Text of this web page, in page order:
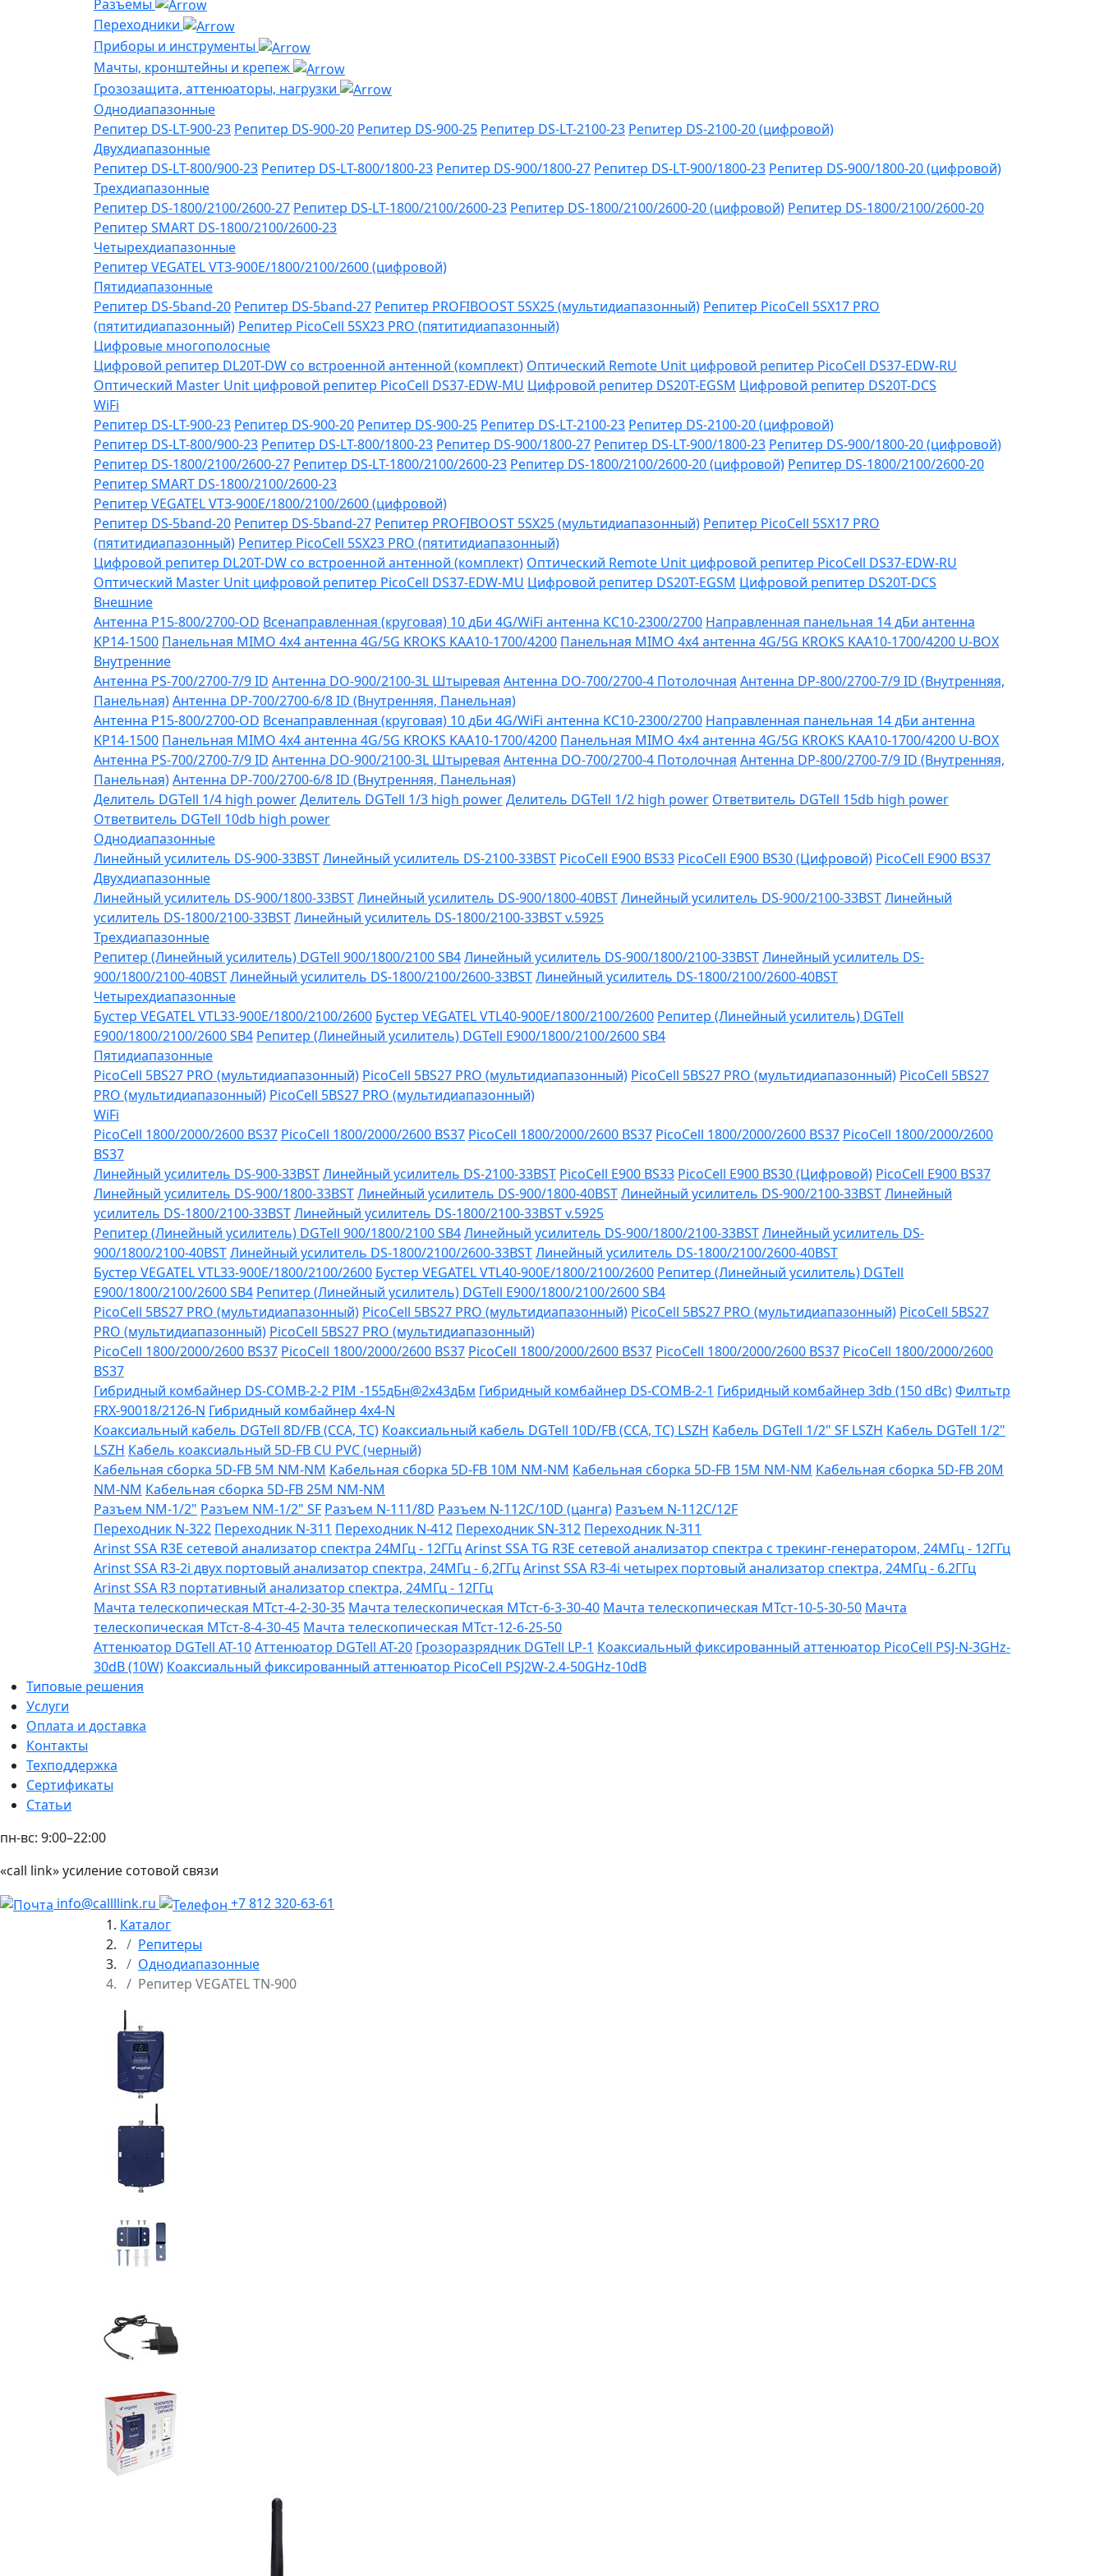
Разъемы
Переходники
Приборы и инструменты
Мачты, кронштейны и крепеж
Грозозащита, аттенюаторы, нагрузки
Однодиапазонные
Репитер DS-LT-900-23 Репитер DS-900-20 Репитер DS-900-25 Репитер DS-LT-2100-23 Репитер DS-2100-20 (цифровой)
Двухдиапазонные
Репитер DS-LT-800/900-23 Репитер DS-LT-800/1800-23 Репитер DS-900/1800-27 Репитер DS-LT-900/1800-23 Репитер DS-900/1800-20 (цифровой)
Трехдиапазонные
Репитер DS-1800/2100/2600-27 Репитер DS-LT-1800/2100/2600-23 Репитер DS-1800/2100/2600-20 (цифровой) Репитер DS-1800/2100/2600-20
Репитер SMART DS-1800/2100/2600-23
Четырехдиапазонные
Репитер VЕGATEL VТЗ-900Е/1800/2100/2600 (цифровой)
Пятидиапазонные
Репитер DS-5band-20 Репитер DS-5band-27 Репитер PROFIBOOST 5SX25 (мультидиапазонный) Репитер PicoCell 5SX17 PRO
(пятитидиапазонный) Репитер PicoCell 5SX23 PRO (пятитидиапазонный)
Цифровые многополосные
Цифровой репитер DL20T-DW со встроенной антенной (комплект) Оптический Remote Unit цифровой репитер PicoCell DS37-EDW-RU
Оптический Master Unit цифровой репитер PicoCell DS37-EDW-MU Цифровой репитер DS20T-EGSM Цифровой репитер DS20T-DCS
WiFi
Репитер DS-LT-900-23 Репитер DS-900-20 Репитер DS-900-25 Репитер DS-LT-2100-23 Репитер DS-2100-20 (цифровой)
Репитер DS-LT-800/900-23 Репитер DS-LT-800/1800-23 Репитер DS-900/1800-27 Репитер DS-LT-900/1800-23 Репитер DS-900/1800-20 (цифровой)
Репитер DS-1800/2100/2600-27 Репитер DS-LT-1800/2100/2600-23 Репитер DS-1800/2100/2600-20 (цифровой) Репитер DS-1800/2100/2600-20
Репитер SMART DS-1800/2100/2600-23
Репитер VЕGATEL VТЗ-900Е/1800/2100/2600 (цифровой)
Репитер DS-5band-20 Репитер DS-5band-27 Репитер PROFIBOOST 5SX25 (мультидиапазонный) Репитер PicoCell 5SX17 PRO
(пятитидиапазонный) Репитер PicoCell 5SX23 PRO (пятитидиапазонный)
Цифровой репитер DL20T-DW со встроенной антенной (комплект) Оптический Remote Unit цифровой репитер PicoCell DS37-EDW-RU
Оптический Master Unit цифровой репитер PicoCell DS37-EDW-MU Цифровой репитер DS20T-EGSM Цифровой репитер DS20T-DCS
Внешние
Антенна P15-800/2700-OD Всенаправленная (круговая) 10 дБи 4G/WiFi антенна KC10-2300/2700 Направленная панельная 14 дБи антенна
KP14-1500 Панельная MIMO 4x4 антенна 4G/5G KROKS KAA10-1700/4200 Панельная MIMO 4x4 антенна 4G/5G KROKS KAA10-1700/4200 U-BOX
Внутренние
Антенна PS-700/2700-7/9 ID Антенна DO-900/2100-3L Штыревая Антенна DO-700/2700-4 Потолочная Антенна DP-800/2700-7/9 ID (Внутренняя,
Панельная)Антенна DP-700/2700-6/8 ID (Внутренняя, Панельная)
Антенна P15-800/2700-OD Всенаправленная (круговая) 10 дБи 4G/WiFi антенна KC10-2300/2700 Направленная панельная 14 дБи антенна
KP14-1500 Панельная MIMO 4x4 антенна 4G/5G KROKS KAA10-1700/4200 Панельная MIMO 4x4 антенна 4G/5G KROKS KAA10-1700/4200 U-BOX
Антенна PS-700/2700-7/9 ID Антенна DO-900/2100-3L Штыревая Антенна DO-700/2700-4 Потолочная Антенна DP-800/2700-7/9 ID (Внутренняя,
Панельная)Антенна DP-700/2700-6/8 ID (Внутренняя, Панельная)
Делитель DGTell 1/4 high powerДелитель DGTell 1/3 high powerДелитель DGTell 1/2 high power Ответвитель DGTell 15db high power
Ответвитель DGTell 10db high power
Однодиапазонные
Линейный усилитель DS-900-33BSTЛинейный усилитель DS-2100-33BST PicoCell E900 BS33 PicoCell E900 BS30 (Цифровой) PicoCell E900 BS37
Двухдиапазонные
Линейный усилитель DS-900/1800-33BSTЛинейный усилитель DS-900/1800-40BSTЛинейный усилитель DS-900/2100-33BSTЛинейный
усилитель DS-1800/2100-33BSTЛинейный усилитель DS-1800/2100-33BST v.5925
Трехдиапазонные
Репитер (Линейный усилитель) DGTell 900/1800/2100 SB4Линейный усилитель DS-900/1800/2100-33BSTЛинейный усилитель DS-
900/1800/2100-40BSTЛинейный усилитель DS-1800/2100/2600-33BSTЛинейный усилитель DS-1800/2100/2600-40BST
Четырехдиапазонные
Бустер VEGATEL VTL33-900E/1800/2100/2600 Бустер VEGATEL VTL40-900E/1800/2100/2600 Репитер (Линейный усилитель) DGTell
Е900/1800/2100/2600 SB4 Репитер (Линейный усилитель) DGTell Е900/1800/2100/2600 SB4
Пятидиапазонные
PicoCell 5BS27 PRO (мультидиапазонный) PicoCell 5BS27 PRO (мультидиапазонный) PicoCell 5BS27 PRO (мультидиапазонный) PicoCell 5BS27
PRO (мультидиапазонный) PicoCell 5BS27 PRO (мультидиапазонный)
WiFi
PicoCell 1800/2000/2600 BS37 PicoCell 1800/2000/2600 BS37 PicoCell 1800/2000/2600 BS37 PicoCell 1800/2000/2600 BS37 PicoCell 1800/2000/2600
BS37
Линейный усилитель DS-900-33BSTЛинейный усилитель DS-2100-33BST PicoCell E900 BS33 PicoCell E900 BS30 (Цифровой) PicoCell E900 BS37
Линейный усилитель DS-900/1800-33BSTЛинейный усилитель DS-900/1800-40BSTЛинейный усилитель DS-900/2100-33BSTЛинейный
усилитель DS-1800/2100-33BSTЛинейный усилитель DS-1800/2100-33BST v.5925
Репитер (Линейный усилитель) DGTell 900/1800/2100 SB4Линейный усилитель DS-900/1800/2100-33BSTЛинейный усилитель DS-
900/1800/2100-40BSTЛинейный усилитель DS-1800/2100/2600-33BSTЛинейный усилитель DS-1800/2100/2600-40BST
Бустер VEGATEL VTL33-900E/1800/2100/2600 Бустер VEGATEL VTL40-900E/1800/2100/2600 Репитер (Линейный усилитель) DGTell
Е900/1800/2100/2600 SB4 Репитер (Линейный усилитель) DGTell Е900/1800/2100/2600 SB4
PicoCell 5BS27 PRO (мультидиапазонный) PicoCell 5BS27 PRO (мультидиапазонный) PicoCell 5BS27 PRO (мультидиапазонный) PicoCell 5BS27
PRO (мультидиапазонный) PicoCell 5BS27 PRO (мультидиапазонный)
PicoCell 1800/2000/2600 BS37 PicoCell 1800/2000/2600 BS37 PicoCell 1800/2000/2600 BS37 PicoCell 1800/2000/2600 BS37 PicoCell 1800/2000/2600
BS37
Гибридный комбайнер DS-COMB-2-2 PIM -155дБн@2x43дБм Гибридный комбайнер DS-COMB-2-1 Гибридный комбайнер 3db (150 dBc)Филтьтр
FRX-90018/2126-N Гибридный комбайнер 4х4-N
Коаксиальный кабель DGTell 8D/FB (CCA, TC) Коаксиальный кабель DGTell 10D/FB (CCA, TC) LSZH Кабель DGTell 1/2" SF LSZH Кабель DGTell 1/2"
LSZH Кабель коаксиальный 5D-FB CU PVC (черный)
Кабельная сборка 5D-FB 5М NM-NM Кабельная сборка 5D-FB 10М NM-NM Кабельная сборка 5D-FB 15М NM-NM Кабельная сборка 5D-FB 20М
NM-NM Кабельная сборка 5D-FB 25М NM-NM
Разъем NM-1/2" Разъем NM-1/2" SF Разъем N-111/8D Разъем N-112C/10D (цанга) Разъем N-112C/12F
Переходник N-322 Переходник N-311 Переходник N-412 Переходник SN-312 Переходник N-311
Arinst SSA R3Е сетевой анализатор спектра 24МГц - 12ГГцArinst SSA TG R3Е сетевой анализатор спектра с трекинг-генератором, 24МГц - 12ГГц
Arinst SSA R3-2i двух портовый анализатор спектра, 24МГц - 6,2ГГцArinst SSA R3-4i четырех портовый анализатор спектра, 24МГц - 6.2ГГц
Arinst SSA R3 портативный анализатор спектра, 24МГц - 12ГГц
Мачта телескопическая МТст-4-2-30-35 Мачта телескопическая МТст-6-3-30-40 Мачта телескопическая МТст-10-5-30-50 Мачта
телескопическая МТст-8-4-30-45 Мачта телескопическая МТст-12-6-25-50
Аттенюатор DGTell AT-10Аттенюатор DGTell AT-20 Грозоразрядник DGTell LP-1 Коаксиальный фиксированный аттенюатор PicoCell PSJ-N-3GHz-
30dB (10W) Коаксиальный фиксированный аттенюатор PicoCell PSJ2W-2.4-50GHz-10dB
Типовые решения
Услуги
Оплата и доставка
Контакты
Техподдержка
Сертификаты
Статьи
пн-вс: 9:00–22:00
«call link» усиление сотовой связи
info@callllink.ru
+7 812 320-63-61
Каталог
Репитеры
Однодиапазонные
Репитер VEGATEL TN-900